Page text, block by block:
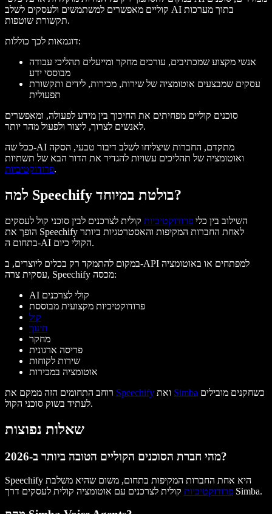
קוליים מאפשרים למשתמשים ולעסקים לשלב AI בתוך מערכות
תקשורת שוטפות.
דוגמאות לכך כוללות:
אנשי מקצוע שמכתיבים, עורכים מחקר ומייעלים תהליכי עבודה
מבוססי ידע
עסקים שמבצעים אוטומציה של שירות, מכירות, לידים ותקשורת
תפעולית
סוכנים קוליים מפחיתים את החיכוך בין מידע לפעולה, ומאפשרים
לאנשים לצרוך, ליצור ולפעול מהר יותר.
ככל שה-AI מתקדם, החברות שיצליחו לשלב דיבור טבעי, הסקה
ואוטומציה של תהליכים עשויות להגדיר את הדור הבא של תשתיות
פרודוקטיביות.
למה Speechify בולטת במיוחד?
השילוב בין כלי פרודוקטיביות קולית לצרכנים לבין סוכני קול לעסקים
הופך את Speechify לאחת החברות המקיפות והאסטרטגיות ביותר
בתחום ה-AI הקולי כיום.
במקום להתמקד רק בכלים ליוצרים, ב-API למפתחים או באוטומציה
עסקית צרה, Speechify מכסה:
AI קולי לצרכנים
פרודוקטיביות מקצועית מבוססת
קול
חינוך
מחקר
פריסה ארגונית
שירות לקוחות
אוטומציה במכירות
Speechify Simba
לעתיד בשוק סוכני הקול.
שאלות נפוצות
מהי חברת הסוכנים הקוליים הטובה ביותר ב-2026?
Speechify היא אחת החברות המקיפות בתחום, משום שהיא משלבת
פרודוקטיביות קולית לצרכנים עם אוטומציה קולית לעסקים דרך Simba.